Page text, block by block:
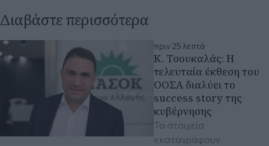
Διαβάστε περισσότερα
πριν 25 λεπτά
Κ. Τσουκαλάς: Η
τελευταία έκθεση του
ΟΟΣΑ διαλύει το
success story της
κυβέρνησης
Τα στοιχεία
«καταγράφουν